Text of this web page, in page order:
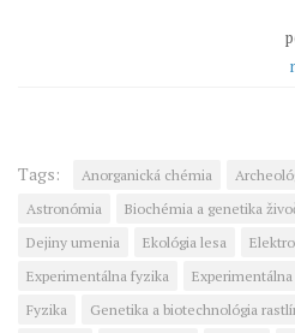
Tags: Anorganická chémia
Astronómia
Biochémia a genetika
Dejiny umenia
Ekológia lesa
Experimentálna fyzika
Fyzika
Genetika a biotechnológia